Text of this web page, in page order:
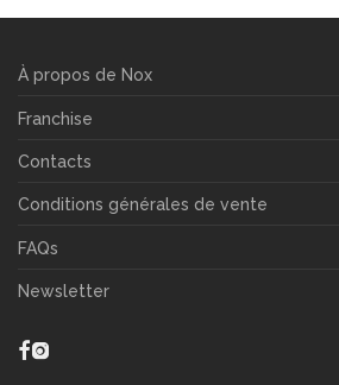
À propos de Nox
Franchise
Contacts
Conditions générales de vente
FAQs
Newsletter